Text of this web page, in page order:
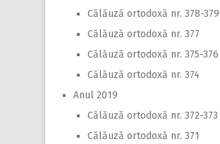
Călăuză ortodoxă nr. 378-379
Călăuză ortodoxă nr. 377
Călăuză ortodoxă nr. 375-376
Călăuză ortodoxă nr. 374
Anul 2019
Călăuză ortodoxă nr. 372-373
Călăuză ortodoxă nr. 371